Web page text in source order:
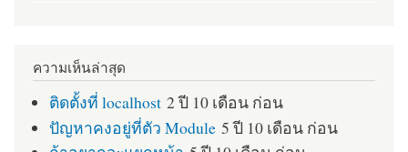
ความเห็นล่าสุด
ติดตั้งที่ localhost 2 ปี 10 เดือน ก่อน
ปัญหาคงอยู่ที่ตัว Module 5 ปี 10 เดือน ก่อน